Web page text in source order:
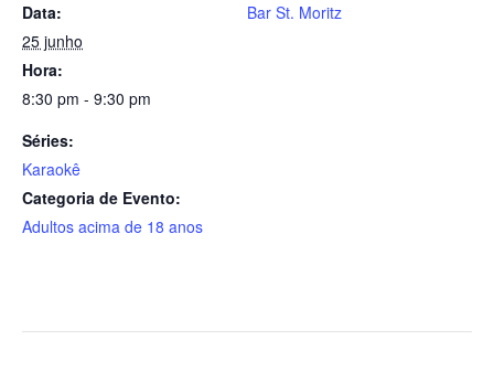
Data:
25 junho
Hora:
8:30 pm - 9:30 pm
Séries:
Karaokê
Categoria de Evento:
Adultos acima de 18 anos
Bar St. Moritz